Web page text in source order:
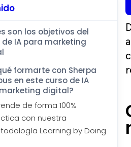
son los objetivos del
de IA para marketing
formarte con Sherpa
en este curso de IA
digital?
de forma 100%
con nuestra
Learning by Doing